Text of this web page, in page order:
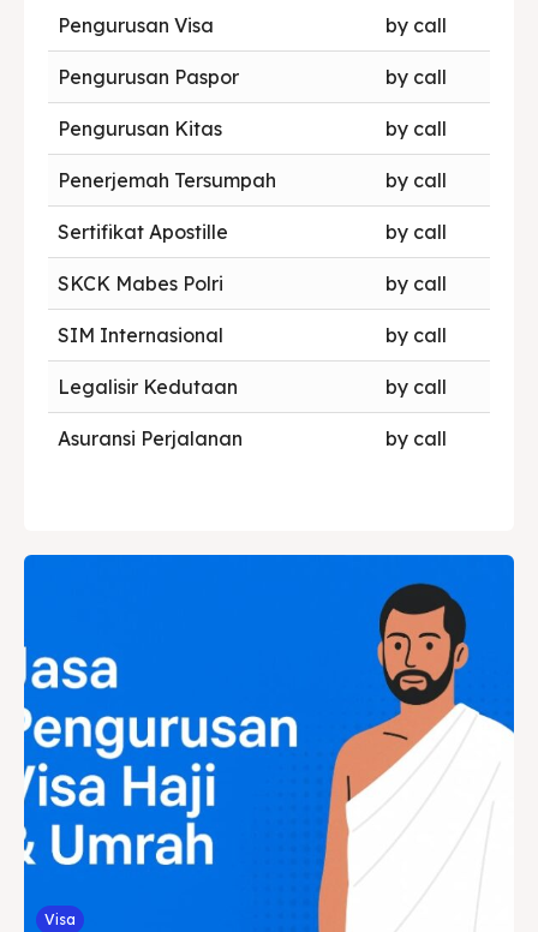
Pengurusan Visa by call
Pengurusan Paspor by call
Pengurusan Kitas by call
Penerjemah Tersumpah by call
Sertifikat Apostille by call
SKCK Mabes Polri by call
SIM Internasional by call
Legalisir Kedutaan by call
Asuransi Perjalanan by call
Visa